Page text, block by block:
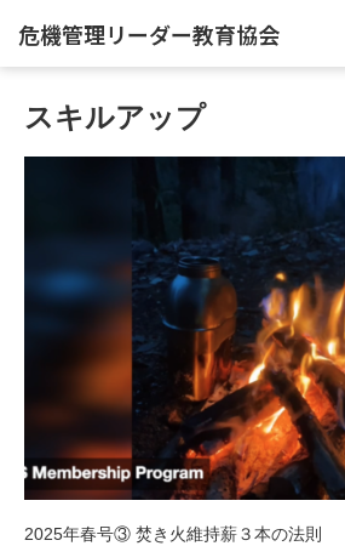
危機管理リーダー教育協会
スキルアップ
2025年春号③ 焚き火維持薪３本の法則